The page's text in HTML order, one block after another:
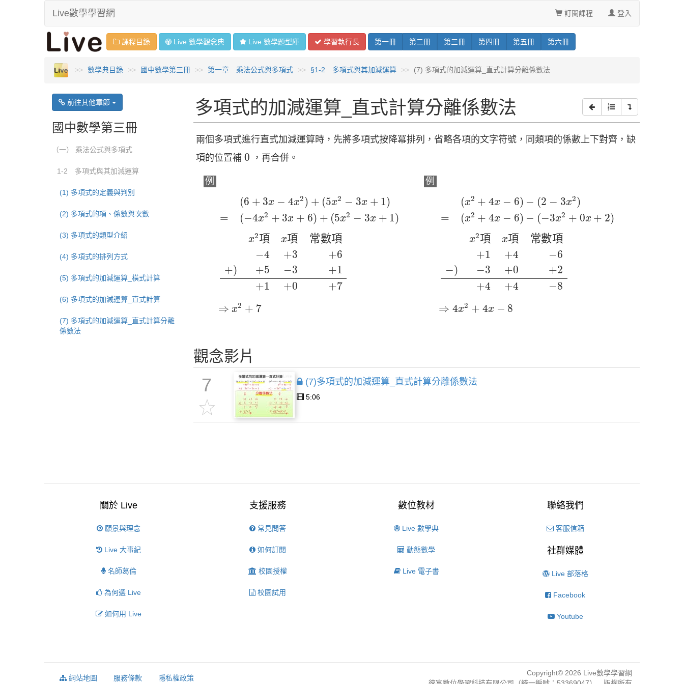
Live數學學習網 訂閱課程 登入
課程目錄 Live 數學觀念典 Live 數學題型庫 學習執行長 第一冊 第二冊 第三冊 第四冊 第五冊 第六冊
數學典目錄 國中數學第三冊 第一章 乘法公式與多項式 §1-2 多項式與其加減運算 (7) 多項式的加減運算_直式計算分離係數法
多項式的加減運算_直式計算分離係數法
兩個多項式進行直式加減運算時，先將多項式按降冪排列，省略各項的文字符號，同類項的係數上下對齊，缺
項的位置補 0
0 ，再合併。
例
(6 + 3x − 4x2 ) + (5x2 − 3x + 1)
=
(−4x2 + 3x + 6) + (5x2 − 3x + 1)
x− 4 x2 x 2−3 x +1 =( x 3 x + )
x2項 x項 常數項
−4 +3 +6
+) +5 −3 +1
+1 +0 +7
項常數項−4 3+ 6+ )+5
⇒ x2 + 7
2+ 7
例
(x2 + 4x − 6) − (2 − 3x2 )
=
(x2 + 4x − 6) − (−3x2 + 0x + 2)
4 x− 6 − 3x2 (x 4x −6
x2項 x項 常數項
+1 +4 −6
−) −3 +0 +2
+4 +4 −8
項常數項+1 4− 6− )−3
⇒ 4x2 + 4x − 8
4x 2+ 4 −
觀念影片
7 (7)多項式的加減運算_直式計算分離係數法
5:06
前往其他章節
國中數學第三冊
（一） 乘法公式與多項式
1-2 多項式與其加減運算
(1) 多項式的定義與判別
(2) 多項式的項、係數與次數
(3) 多項式的類型介紹
(4) 多項式的排列方式
(5) 多項式的加減運算_橫式計算
(6) 多項式的加減運算_直式計算
(7) 多項式的加減運算_直式計算分離
係數法
關於 Live
願景與理念
Live 大事紀
名師葛倫
為何選 Live
如何用 Live
支援服務
常見問答
如何訂閱
校園授權
校園試用
數位教材
Live 數學典
動態數學
Live 電子書
聯絡我們
客服信箱
社群媒體
Live 部落格
Facebook
Youtube
網站地圖 服務條款 隱私權政策
Copyright© 2026 Live數學學習網